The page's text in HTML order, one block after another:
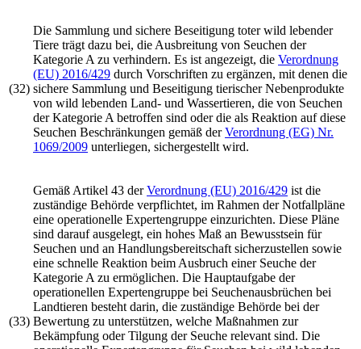
(32)
Die Sammlung und sichere Beseitigung toter wild lebender
Tiere trägt dazu bei, die Ausbreitung von Seuchen der
Kategorie A zu verhindern. Es ist angezeigt, die Verordnung
(EU) 2016/429 durch Vorschriften zu ergänzen, mit denen die
sichere Sammlung und Beseitigung tierischer Nebenprodukte
von wild lebenden Land- und Wassertieren, die von Seuchen
der Kategorie A betroffen sind oder die als Reaktion auf diese
Seuchen Beschränkungen gemäß derVerordnung (EG) Nr.
1069/2009 unterliegen, sichergestellt wird.
(33)
Gemäß Artikel 43 derVerordnung (EU) 2016/429 ist die
zuständige Behörde verpflichtet, im Rahmen der Notfallpläne
eine operationelle Expertengruppe einzurichten. Diese Pläne
sind darauf ausgelegt, ein hohes Maß an Bewusstsein für
Seuchen und an Handlungsbereitschaft sicherzustellen sowie
eine schnelle Reaktion beim Ausbruch einer Seuche der
Kategorie A zu ermöglichen. Die Hauptaufgabe der
operationellen Expertengruppe bei Seuchenausbrüchen bei
Landtieren besteht darin, die zuständige Behörde bei der
Bewertung zu unterstützen, welche Maßnahmen zur
Bekämpfung oder Tilgung der Seuche relevant sind. Die